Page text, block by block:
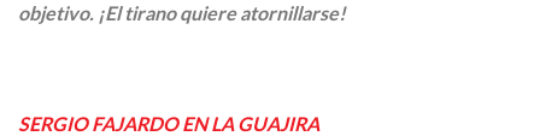
objetivo. ¡El tirano quiere atornillarse!
SERGIO FAJARDO EN LA GUAJIRA